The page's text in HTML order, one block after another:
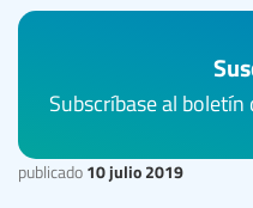
publicado 10 julio 2019
Subscríbase al boletín